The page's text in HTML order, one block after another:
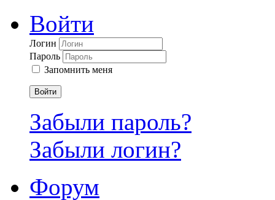
Войти
Логин
Пароль
Запомнить меня
Войти
Забыли пароль?
Забыли логин?
Форум